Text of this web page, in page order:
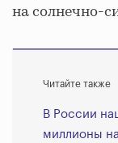
на солнечно-
Читайте также
В России
миллионы